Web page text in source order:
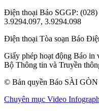
Điện thoại Báo SGGP:
3.9294.097, 3.9294.098
Điện thoại Tòa soạn Báo
Giấy phép hoạt động Báo
Bộ Thông tin và Truyền
© Bản quyền Báo SÀI
Chuyên mục Video